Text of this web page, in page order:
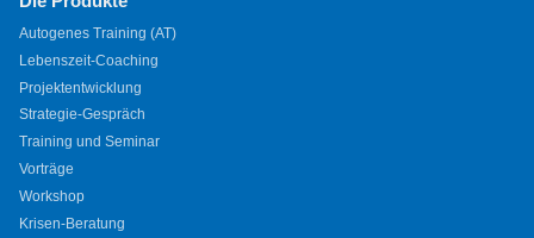
Autogenes Training (AT)
Lebenszeit-Coaching
Projektentwicklung
Strategie-Gespräch
Training und Seminar
Vorträge
Workshop
Krisen-Beratung